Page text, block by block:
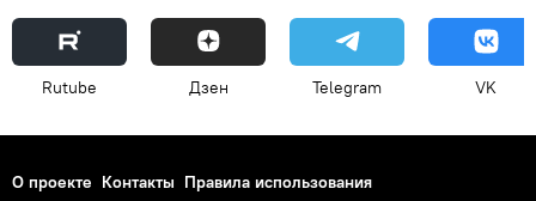
Rutube Дзен Telegram VK
О проекте Контакты Правила использования